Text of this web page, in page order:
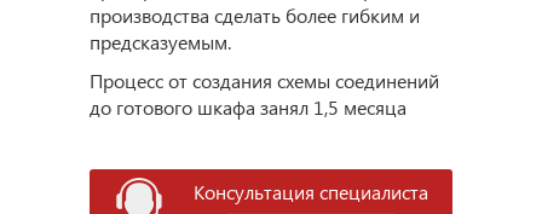
производства сделать более гибким и
предсказуемым.
Процесс от создания схемы соединений
до готового шкафа занял 1,5 месяца
Консультация специалиста